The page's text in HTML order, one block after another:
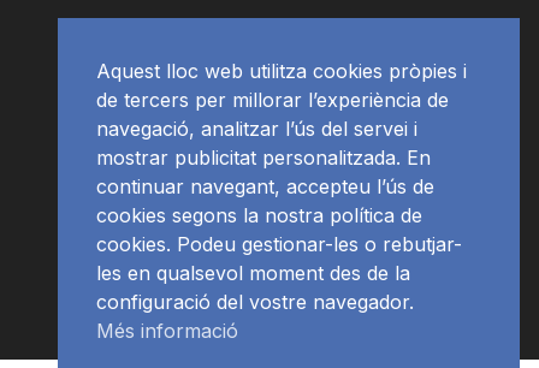
Aquest lloc web utilitza cookies pròpies i
de tercers per millorar l’experiència de
navegació, analitzar l’ús del servei i
mostrar publicitat personalitzada. En
continuar navegant, accepteu l’ús de
cookies segons la nostra política de
cookies. Podeu gestionar-les o rebutjar-
les en qualsevol moment des de la
configuració del vostre navegador.
Més informació